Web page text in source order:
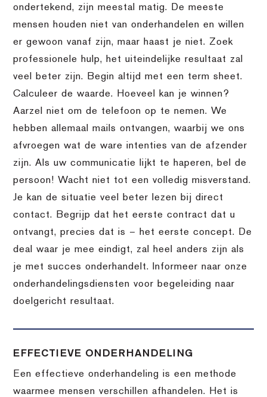
ondertekend, zijn meestal matig. De meeste
mensen houden niet van onderhandelen en willen
er gewoon vanaf zijn, maar haast je niet. Zoek
professionele hulp, het uiteindelijke resultaat zal
veel beter zijn. Begin altijd met een term sheet.
Calculeer de waarde. Hoeveel kan je winnen?
Aarzel niet om de telefoon op te nemen. We
hebben allemaal mails ontvangen, waarbij we ons
afvroegen wat de ware intenties van de afzender
zijn. Als uw communicatie lijkt te haperen, bel de
persoon! Wacht niet tot een volledig misverstand.
Je kan de situatie veel beter lezen bij direct
contact. Begrijp dat het eerste contract dat u
ontvangt, precies dat is – het eerste concept. De
deal waar je mee eindigt, zal heel anders zijn als
je met succes onderhandelt. Informeer naar onze
onderhandelingsdiensten voor begeleiding naar
doelgericht resultaat.
EFFECTIEVE ONDERHANDELING
Een effectieve onderhandeling is een methode
waarmee mensen verschillen afhandelen. Het is